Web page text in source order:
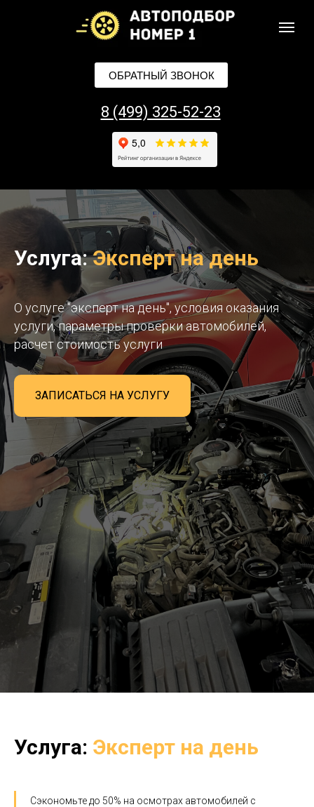
ОБРАТНЫЙ ЗВОНОК
8 (499) 325-52-23
Услуга:Эксперт на день
О услуге "эксперт на день", условия оказания
услуги, параметры проверки автомобилей,
расчет стоимость услуги
ЗАПИСАТЬСЯ НА УСЛУГУ
Услуга: Эксперт на день
Сэкономьте до 50% на осмотрах автомобилей с